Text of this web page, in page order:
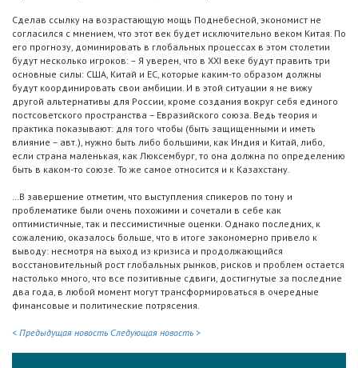
Сделав ссылку на возрастающую мощь Поднебесной, экономист не
согласился с мнением, что этот век будет исключительно веком Китая. По
его прогнозу, доминировать в глобальных процессах в этом столетии
будут несколько игроков: – Я уверен, что в XXI веке будут править три
основные силы: США, Китай и ЕС, которые каким-то образом должны
будут координировать свои амбиции. И в этой ситуации я не вижу
другой альтернативы для России, кроме создания вокруг себя единого
постсоветского пространства – Евразийского союза. Ведь теория и
практика показывают: для того чтобы (быть защищенными и иметь
влияние – авт.), нужно быть либо большими, как Индия и Китай, либо,
если страна маленькая, как Люксембург, то она должна по определению
быть в каком-то союзе. То же самое относится и к Казахстану.
…В завершение отметим, что выступления спикеров по тону и
проблематике были очень похожими и сочетали в себе как
оптимистичные, так и пессимистичные оценки. Однако последних, к
сожалению, оказалось больше, что в итоге закономерно привело к
выводу: несмотря на выход из кризиса и продолжающийся
восстановительный рост глобальных рынков, рисков и проблем остается
настолько много, что все позитивные сдвиги, достигнутые за последние
два года, в любой момент могут трансформироваться в очередные
финансовые и политические потрясения.
< Предыдущая новость Следующая новость >